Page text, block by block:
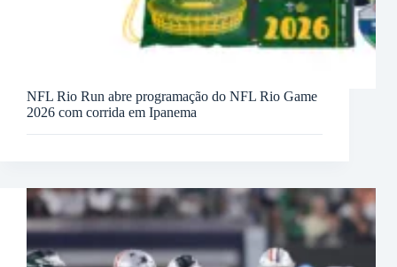
NFL Rio Run abre programação do NFL Rio Game
2026 com corrida em Ipanema